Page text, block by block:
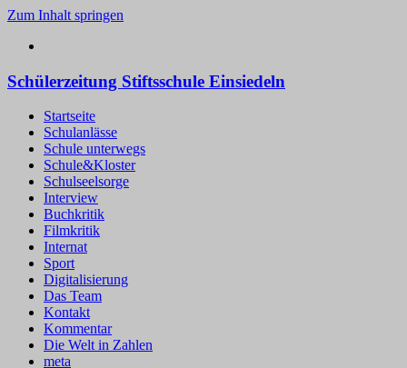
Zum Inhalt springen
Schülerzeitung Stiftsschule Einsiedeln
Startseite
Schulanlässe
Schule unterwegs
Schule&Kloster
Schulseelsorge
Interview
Buchkritik
Filmkritik
Internat
Sport
Digitalisierung
Das Team
Kontakt
Kommentar
Die Welt in Zahlen
meta